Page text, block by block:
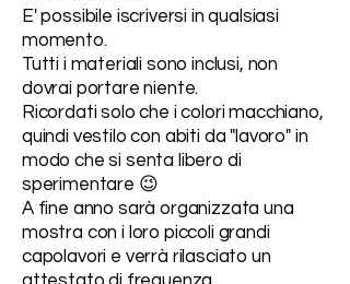
E' possibile iscriversi in qualsiasi
momento.
Tutti i materiali sono inclusi, non
dovrai portare niente.
Ricordati solo che i colori macchiano,
quindi vestilo con abiti da "lavoro" in
modo che si senta libero di
sperimentare 😉
A fine anno sarà organizzata una
mostra con i loro piccoli grandi
capolavori e verrà rilasciato un